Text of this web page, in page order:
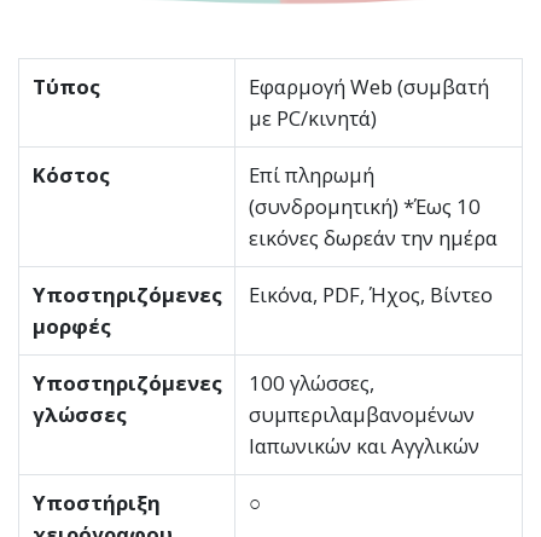
Τύπος
Εφαρμογή Web (συμβατή
με PC/κινητά)
Κόστος
Επί πληρωμή
(συνδρομητική) *Έως 10
εικόνες δωρεάν την ημέρα
Υποστηριζόμενες
μορφές
Εικόνα, PDF, Ήχος, Βίντεο
Υποστηριζόμενες
γλώσσες
100 γλώσσες,
συμπεριλαμβανομένων
Ιαπωνικών και Αγγλικών
Υποστήριξη
○